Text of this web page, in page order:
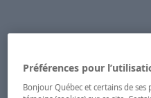
Préférences pour
Bonjour Québec et certains de